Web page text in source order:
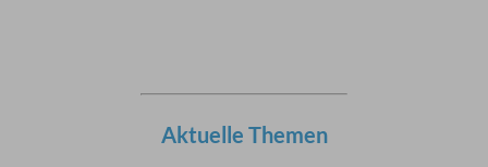
Aktuelle Themen